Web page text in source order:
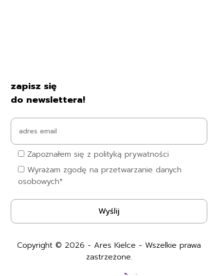
zapisz się
do newslettera!
Zapoznałem się z polityką prywatności
Wyrażam zgodę na przetwarzanie danych
osobowych*
Copyright © 2026 - Ares Kielce - Wszelkie prawa
zastrzeżone.